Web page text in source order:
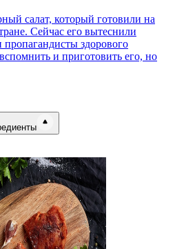
салат, который готовили на
Сейчас его вытеснили
пропагандисты здорового
и приготовить его, но